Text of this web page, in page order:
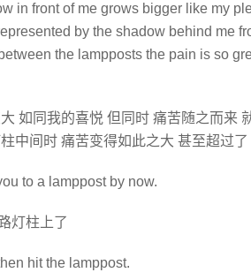
in front of me grows bigger like my
by the shadow behind me
the lampposts the pain is so
如同我的喜悦 但同时 痛苦随之而来
中间时 痛苦变得如此之大 甚至超过了
to a lamppost by now.
灯柱上了
hit the lamppost.